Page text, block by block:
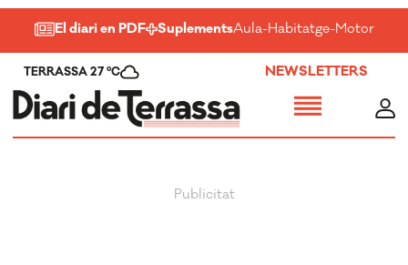
El diari en PDF SuplementsAula-Habitatge-Motor-
TERRASSA 27 ºC NEWSLETTERS